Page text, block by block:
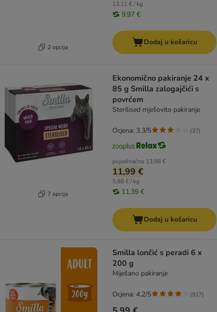
2 opcija
13,11 € / kg
9,97 €
Dodaj u košaricu
7 opcija
Ekonomično pakiranje 24 x
85 g Smilla zalogajčići s
povrćem
Sterilised mješovito pakiranje
pojedinačno 13,98 €
11,99 €
5,88 € / kg
11,39 €
Ocjena: 3.3/5 (37)
Dodaj u košaricu
Smilla lončić s peradi 6 x
200 g
Miješano pakiranje
Ocjena: 4.2/5 (927)